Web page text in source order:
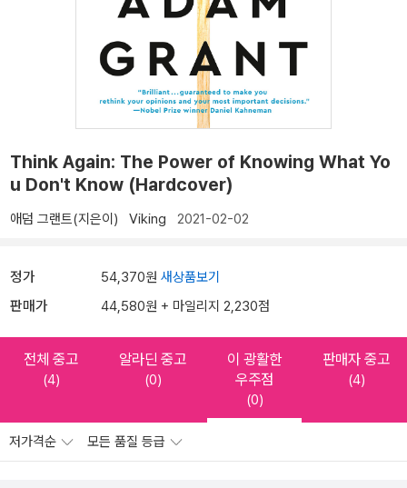
Think Again: The Power of Knowing What Yo
u Don't Know (Hardcover)
애덤 그랜트(지은이) Viking 2021-02-02
정가 54,370원 새상품보기
판매가 44,580원 + 마일리지 2,230점
전체 중고
(4)
알라딘 중고
(0)
이 광활한
우주점
(0)
판매자 중고
(4)
저가격순 모든 품질 등급